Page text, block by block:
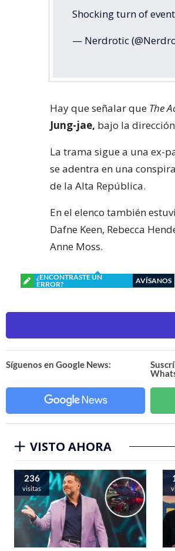
Shocking turn of
— Nerdrotic
Hay que señalar que The
Jung-jae, bajo la
La trama sigue a una ex-
se adentra en una
de la Alta República.
En el elenco también
Dafne Keen, Rebecca
Anne Moss.
¿ENCONTRASTE UN
ERROR?
AVÍSANOS
Síguenos en Google News:
VISTO AHORA
236
visitas